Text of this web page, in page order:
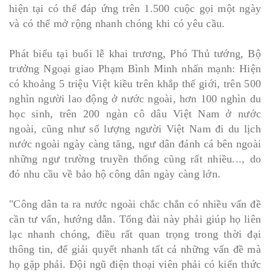
hiện tại có thể đáp ứng trên 1.500 cuộc gọi một ngày
và có thể mở rộng nhanh chóng khi có yêu cầu.
Phát biểu tại buổi lễ khai trương, Phó Thủ tướng, Bộ
trưởng Ngoại giao Phạm Bình Minh nhấn mạnh: Hiện
có khoảng 5 triệu Việt kiều trên khắp thế giới, trên 500
nghìn người lao động ở nước ngoài, hơn 100 nghìn du
học sinh, trên 200 ngàn cô dâu Việt Nam ở nước
ngoài, cũng như số lượng người Việt Nam đi du lịch
nước ngoài ngày càng tăng, ngư dân đánh cá bên ngoài
những ngư trường truyền thống cũng rất nhiều..., do
đó nhu cầu về bảo hộ công dân ngày càng lớn.
"Công dân ta ra nước ngoài chắc chắn có nhiều vấn đề
cần tư vấn, hướng dẫn. Tổng đài này phải giúp họ liên
lạc nhanh chóng, điều rất quan trọng trong thời đại
thông tin, để giải quyết nhanh tất cả những vấn đề mà
họ gặp phải. Đội ngũ điện thoại viên phải có kiến thức